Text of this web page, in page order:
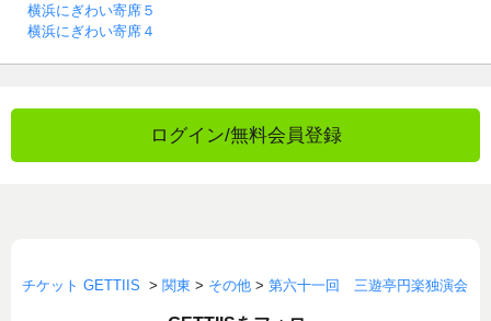
横浜にぎわい寄席５
横浜にぎわい寄席４
ログイン/無料会員登録
チケット GETTIIS > 関東 > その他 > 第六十一回 三遊亭円楽独演会